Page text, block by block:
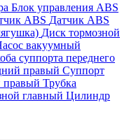
Блок управления ABS
ABS Датчик ABS
Диск тормозной
вакуумный
суппорта переднего
правый Суппорт
правый Трубка
главный Цилиндр